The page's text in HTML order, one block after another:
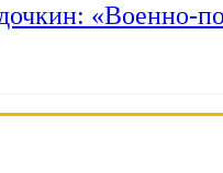
«Военно-